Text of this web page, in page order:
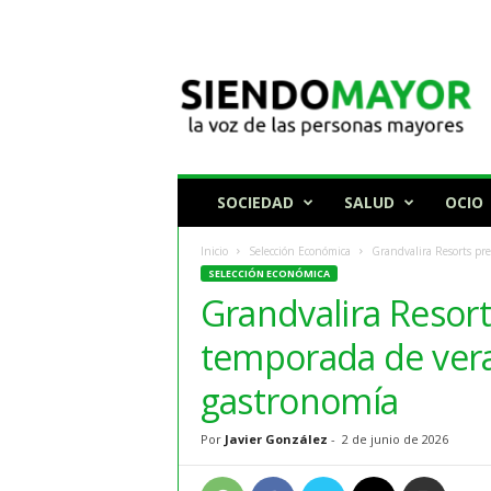
a
SOCIEDAD SALUD OCIO
Inicio Selección Económica Grandvalira Resorts
SELECCIÓN ECONÓMICA
Grandvalira
temporada de
gastronomía
Por Javier González - 2 de junio de 2026